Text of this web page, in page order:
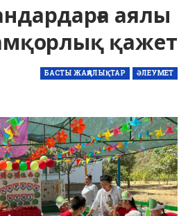
аялы
қажет
БАСТЫ ЖАҢАЛЫҚТАР ӘЛЕУМЕТ